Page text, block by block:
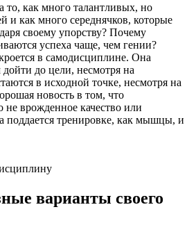
как много талантливых, но
и как много середнячков, которые
своему упорству? Почему
успеха чаще, чем гении?
в самодисциплине. Она
до цели, несмотря на
в исходной точке, несмотря на
новость в том, что
врожденное качество или
поддается тренировке, как мышцы, и
варианты своего